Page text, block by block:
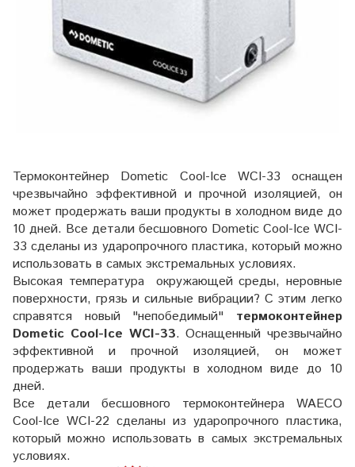
Термоконтейнер Dometic Cool-Ice WCI-33 оснащен
чрезвычайно эффективной и прочной изоляцией, он
может продержать ваши продукты в холодном виде до
10 дней. Все детали бесшовного Dometic Cool-Ice WCI-
33 сделаны из ударопрочного пластика, который можно
использовать в самых экстремальных условиях.
Высокая температура окружающей среды, неровные
поверхности, грязь и сильные вибрации? С этим легко
справятся новый "непобедимый" термоконтейнер
Dometic Cool-Ice WCI-33. Оснащенный чрезвычайно
эффективной и прочной изоляцией, он может
продержать ваши продукты в холодном виде до 10
дней.
Все детали бесшовного термоконтейнера WAECO
Cool-Ice WCI-22 сделаны из ударопрочного пластика,
который можно использовать в самых экстремальных
условиях.